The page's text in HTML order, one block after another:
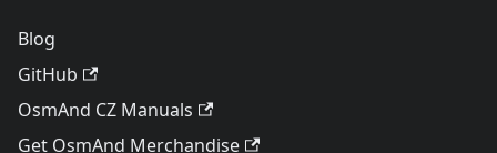
Blog
GitHub
OsmAnd CZ Manuals
Get OsmAnd Merchandise